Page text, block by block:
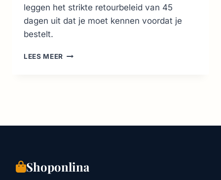
leggen het strikte retourbeleid van 45
dagen uit dat je moet kennen voordat je
bestelt.
LEES MEER CROCS
Shoponlina